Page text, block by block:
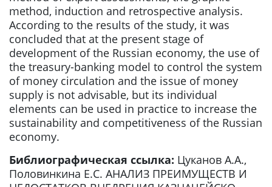
method, induction and retrospective analysis.
According to the results of the study, it was
concluded that at the present stage of
development of the Russian economy, the use of
the treasury-banking model to control the system
of money circulation and the issue of money
supply is not advisable, but its individual
elements can be used in practice to increase the
sustainability and competitiveness of the Russian
economy.
Библиографическая ссылка: Цуканов А.А.,
Половинкина Е.С. АНАЛИЗ ПРЕИМУЩЕСТВ И